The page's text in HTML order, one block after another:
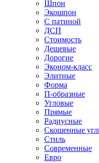
Шпон
Экошпон
С патиной
ДСП
Стоимость
Дешевые
Дорогие
Эконом-класс
Элитные
Форма
П-образные
Угловые
Прямые
Радиусные
Скошенные
Стиль
Современные
Евро